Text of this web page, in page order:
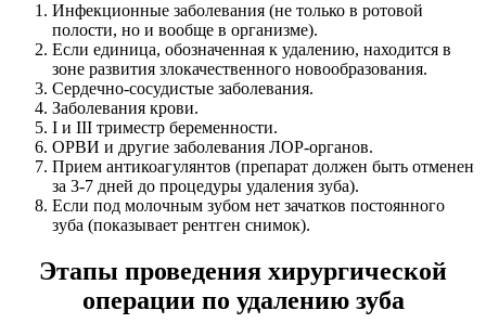
Инфекционные заболевания (не только в ротовой
полости, но и вообще в организме).
Если единица, обозначенная к удалению, находится в
зоне развития злокачественного новообразования.
Сердечно-сосудистые заболевания.
Заболевания крови.
I и III триместр беременности.
ОРВИ и другие заболевания ЛОР-органов.
Прием антикоагулянтов (препарат должен быть отменен
за 3-7 дней до процедуры удаления зуба).
Если под молочным зубом нет зачатков постоянного
зуба (показывает рентген снимок).
Этапы проведения хирургической
операции по удалению зуба